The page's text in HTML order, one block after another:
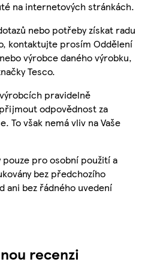
na internetových stránkách.
nebo potřeby získat radu
kontaktujte prosím Oddělení
výrobce daného výrobku,
Tesco.
pravidelně
odpovědnost za
To však nemá vliv na Vaše
pro osobní použití a
bez předchozího
ani bez řádného uvedení
recenzi